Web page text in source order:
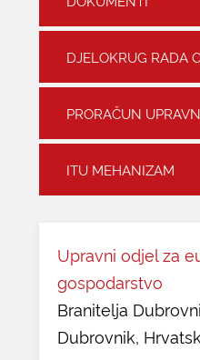
DJELOKRUG RADA
PRORAČUN
ITU MEHANIZAM
Upravni odjel za
gospodarstvo
Branitelja
Dubrovnik,